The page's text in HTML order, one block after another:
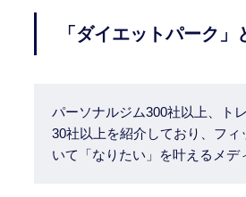
「ダイエットパーク
パーソナルジム300社以上、ト
30社以上を紹介しており、フィ
いて「なりたい」を叶えるメデ